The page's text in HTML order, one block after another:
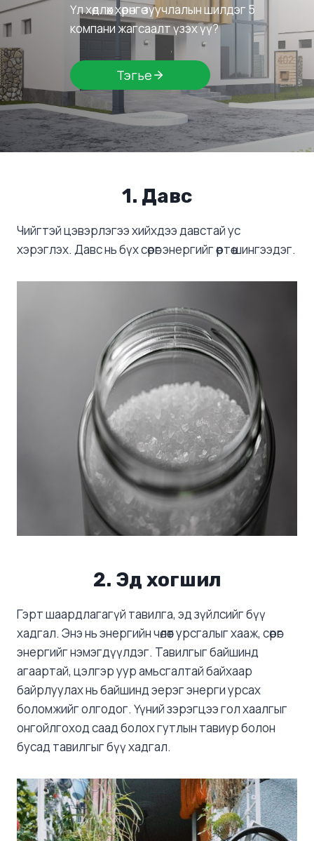
Үл хөдлөх хөрөнгө зуучлалын шилдэг 5
компани жагсаалт үзэх үү?
Тэгье
1. Давс
Чийгтэй цэвэрлэгээ хийхдээ давстай ус
хэрэглэх. Давс нь бүх сөрөг энергийг өөртөө шингээдэг.
2. Эд хогшил
Гэрт шаардлагагүй тавилга, эд зүйлсийг бүү
хадгал. Энэ нь энергийн чөлөөт урсгалыг хааж, сөрөг
энергийг нэмэгдүүлдэг. Тавилгыг байшинд
агаартай, цэлгэр уур амьсгалтай байхаар
байрлуулах нь байшинд эерэг энерги урсах
боломжийг олгодог. Үүний зэрэгцээ гол хаалгыг
онгойлгоход саад болох гутлын тавиур болон
бусад тавилгыг бүү хадгал.